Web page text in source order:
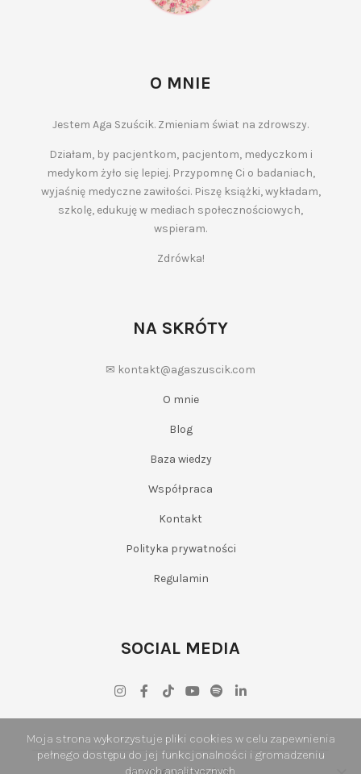
O MNIE
Jestem Aga Szuścik. Zmieniam świat na zdrowszy.
Działam, by pacjentkom, pacjentom, medyczkom i
medykom żyło się lepiej. Przypomnę Ci o badaniach,
wyjaśnię medyczne zawiłości. Piszę książki, wykładam,
szkolę, edukuję w mediach społecznościowych,
wspieram.
Zdrówka!
NA SKRÓTY
✉ kontakt@agaszuscik.com
O mnie
Blog
Baza wiedzy
Współpraca
Kontakt
Polityka prywatności
Regulamin
SOCIAL MEDIA
Moja strona wykorzystuje pliki cookies w celu zapewnienia
pełnego dostępu do jej funkcjonalności i gromadzeniu
danych analitycznych.